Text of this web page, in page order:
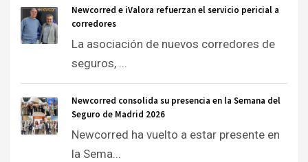
Newcorred e iValora refuerzan el servicio pericial a
corredores
La asociación de nuevos corredores de
seguros, ...
Newcorred consolida su presencia en la Semana del
Seguro de Madrid 2026
Newcorred ha vuelto a estar presente en
la Sema...